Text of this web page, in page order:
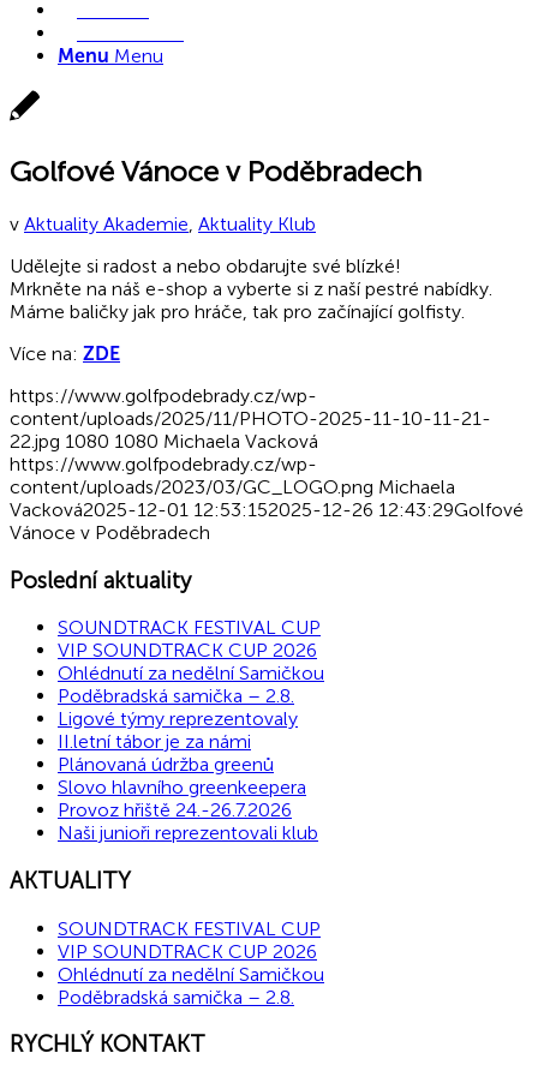
Menu Menu
Golfové Vánoce v Poděbradech
v Aktuality Akademie, Aktuality Klub
Udělejte si radost a nebo obdarujte své blízké!
Mrkněte na náš e-shop a vyberte si z naší pestré nabídky.
Máme baličky jak pro hráče, tak pro začínající golfisty.
Více na: ZDE
https://www.golfpodebrady.cz/wp-
content/uploads/2025/11/PHOTO-2025-11-10-11-21-
22.jpg 1080 1080 Michaela Vacková
https://www.golfpodebrady.cz/wp-
content/uploads/2023/03/GC_LOGO.png Michaela
Vacková2025-12-01 12:53:152025-12-26 12:43:29Golfové
Vánoce v Poděbradech
Poslední aktuality
SOUNDTRACK FESTIVAL CUP
VIP SOUNDTRACK CUP 2026
Ohlédnutí za nedělní Samičkou
Poděbradská samička – 2.8.
Ligové týmy reprezentovaly
II.letní tábor je za námi
Plánovaná údržba greenů
Slovo hlavního greenkeepera
Provoz hřiště 24.-26.7.2026
Naši junioři reprezentovali klub
AKTUALITY
SOUNDTRACK FESTIVAL CUP
VIP SOUNDTRACK CUP 2026
Ohlédnutí za nedělní Samičkou
Poděbradská samička – 2.8.
RYCHLÝ KONTAKT